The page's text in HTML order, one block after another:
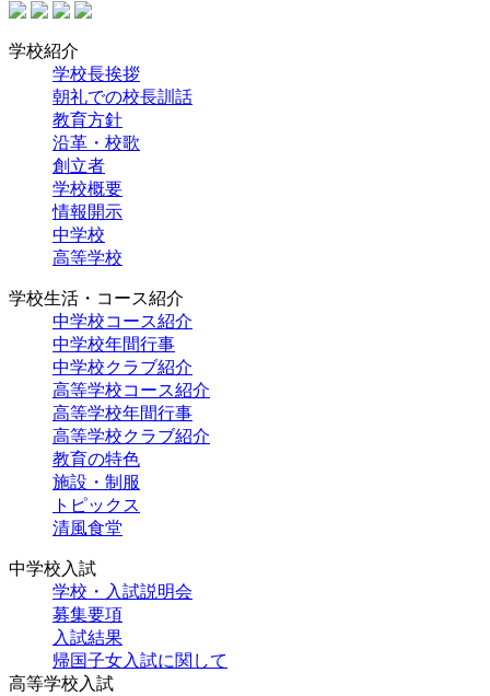
学校紹介
学校長挨拶
朝礼での校長訓話
教育方針
沿革・校歌
創立者
学校概要
情報開示
中学校
高等学校
学校生活・コース紹介
中学校コース紹介
中学校年間行事
中学校クラブ紹介
高等学校コース紹介
高等学校年間行事
高等学校クラブ紹介
教育の特色
施設・制服
トピックス
清風食堂
中学校入試
学校・入試説明会
募集要項
入試結果
帰国子女入試に関して
高等学校入試